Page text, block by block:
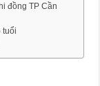
đồng TP Cần
tuổi